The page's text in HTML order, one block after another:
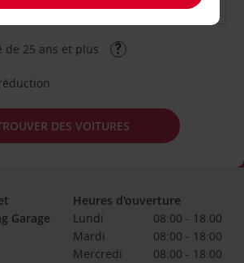
de 25 ans et plus
DES VOITURES
Garage
Heures d'ouverture
Lundi
08:00 - 18:00
Mardi
08:00 - 18:00
Mercredi
08:00 - 18:00